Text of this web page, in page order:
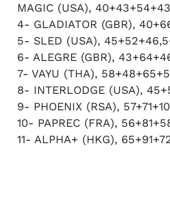
MAGIC (USA),
4- GLADIATOR (GBR),
5- SLED (USA),
6- ALEGRE (GBR),
7- VAYU (THA),
8- INTERLODGE (USA),
9- PHOENIX (RSA),
10- PAPREC (FRA),
11- ALPHA+ (HKG),